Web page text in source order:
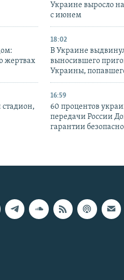
Украине выросло
с июнем
жертвах
18:02
В Украине
выносившего
Украины,
стадион,
16:59
60 процентов
передачи России
гарантии